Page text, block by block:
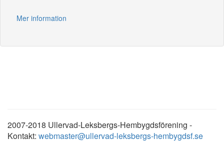
Mer information
2007-2018 Ullervad-Leksbergs-Hembygdsförening -
Kontakt: webmaster@ullervad-leksbergs-hembygdsf.se